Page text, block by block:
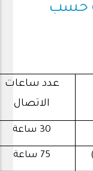
حسب
عدد ساعات
الاتصال
30 ساعة
)
75 ساعة